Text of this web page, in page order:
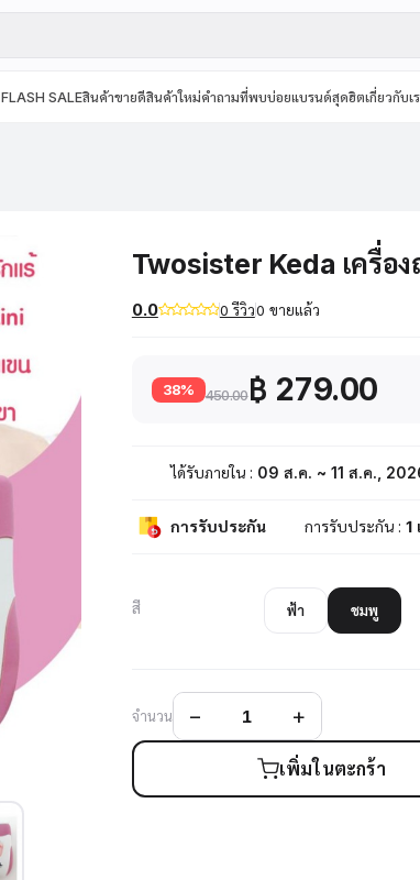
FLASH SALEสินค้าขายดีสินค้าใหม่คำถามที่พบบ่อยแบรนด์สุดฮิตเกี่ยวกับเ
Twosister Keda เครื่อ
0.0 0 รีวิว0 ขายแล้ว
38% 450.00฿ 279.00
ได้รับภายใน : 09 ส.ค. ~ 11 ส.ค.,
การรับประกัน การรับประกัน : 1
สี ฟ้า ชมพู
จำนวน
เพิ่มในตะกร้า